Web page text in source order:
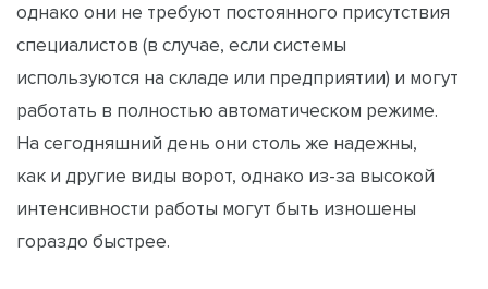
однако они не требуют постоянного присутствия
специалистов (в случае, если системы
используются на складе или предприятии) и могут
работать в полностью автоматическом режиме.
На сегодняшний день они столь же надежны,
как и другие виды ворот, однако из-за высокой
интенсивности работы могут быть изношены
гораздо быстрее.